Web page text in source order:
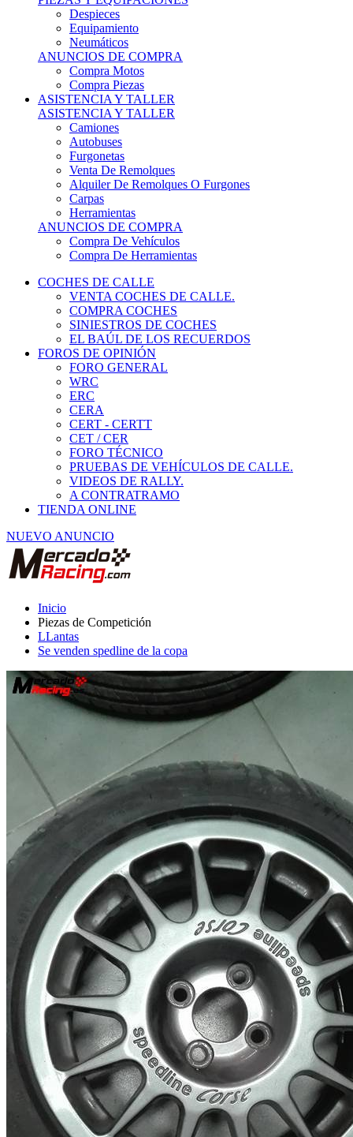
Despieces
Equipamiento
Neumáticos
ANUNCIOS DE COMPRA
Compra Motos
Compra Piezas
ASISTENCIA Y TALLER
ASISTENCIA Y TALLER
Camiones
Autobuses
Furgonetas
Venta De Remolques
Alquiler De Remolques O Furgones
Carpas
Herramientas
ANUNCIOS DE COMPRA
Compra De Vehículos
Compra De Herramientas
COCHES DE CALLE
VENTA COCHES DE CALLE.
COMPRA COCHES
SINIESTROS DE COCHES
EL BAÚL DE LOS RECUERDOS
FOROS DE OPINIÓN
FORO GENERAL
WRC
ERC
CERA
CERT - CERTT
CET / CER
FORO TÉCNICO
PRUEBAS DE VEHÍCULOS DE CALLE.
VIDEOS DE RALLY.
A CONTRATRAMO
TIENDA ONLINE
NUEVO ANUNCIO
Inicio
Piezas de Competición
LLantas
Se venden spedline de la copa